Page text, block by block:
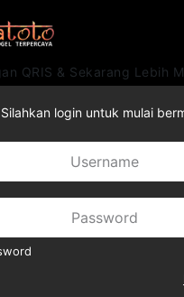
QRIS & Sekarang Lebih
Silahkan login untuk mulai